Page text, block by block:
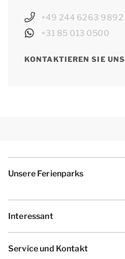
+49 244 6263 9892
+31 85 013 0500
KONTAKTIEREN SIE UNS
Unsere Ferienparks
Interessant
Service und Kontakt